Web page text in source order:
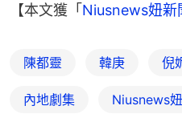
【本文獲「Niusnews妞新
陳都靈 韓庚 倪
內地劇集 Niusnews